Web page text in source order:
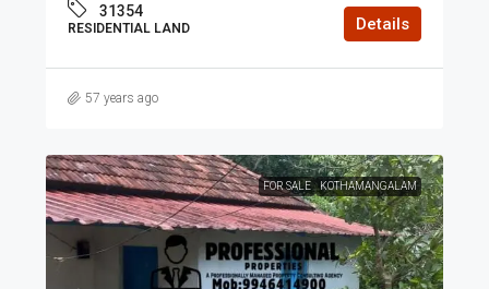
31354
RESIDENTIAL LAND Details
57 years ago
FOR SALE KOTHAMANGALAM